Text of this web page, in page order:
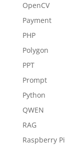
OpenCV
Payment
PHP
Polygon
PPT
Prompt
Python
QWEN
RAG
Raspberry Pi